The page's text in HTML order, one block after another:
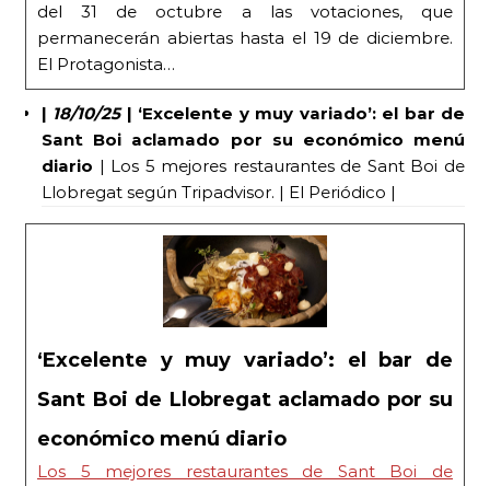
del 31 de octubre a las votaciones, que
permanecerán abiertas hasta el 19 de diciembre.
El Protagonista…
| 18/10/25| ‘Excelente y muy variado’: el bar de
Sant Boi aclamado por su económico menú
diario | Los 5 mejores restaurantes de Sant Boi de
Llobregat según Tripadvisor. | El Periódico |
‘Excelente y muy variado’: el bar de
Sant Boi de Llobregat aclamado por su
económico menú diario
Los 5 mejores restaurantes de Sant Boi de